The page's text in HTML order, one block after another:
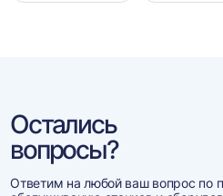
Остались
вопросы?
Ответим на любой ваш вопрос по